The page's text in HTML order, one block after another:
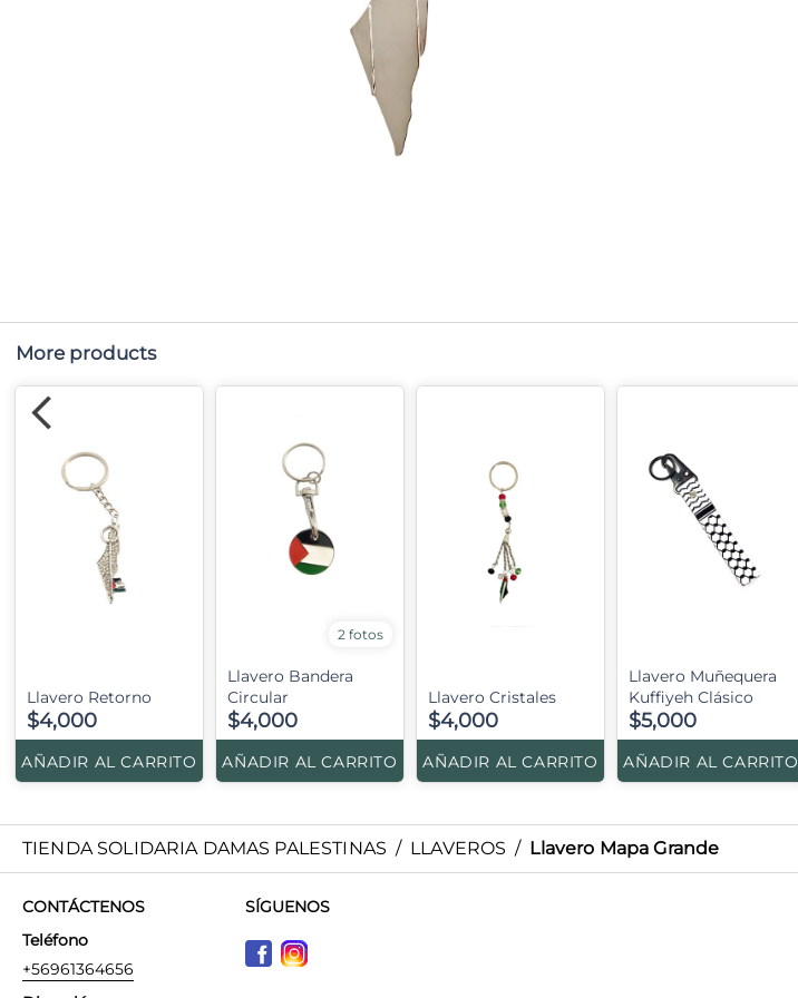
More products
Llavero Retorno
$4,000
AÑADIR AL CARRITO
2 fotos
Llavero Bandera
Circular
$4,000
AÑADIR AL CARRITO
Llavero Cristales
$4,000
AÑADIR AL CARRITO
Llavero Muñequera
Kuffiyeh Clásico
$5,000
AÑADIR AL CARRITO
TIENDA SOLIDARIA DAMAS PALESTINAS / LLAVEROS / Llavero Mapa Grande
CONTÁCTENOS
Teléfono
+56961364656
SÍGUENOS